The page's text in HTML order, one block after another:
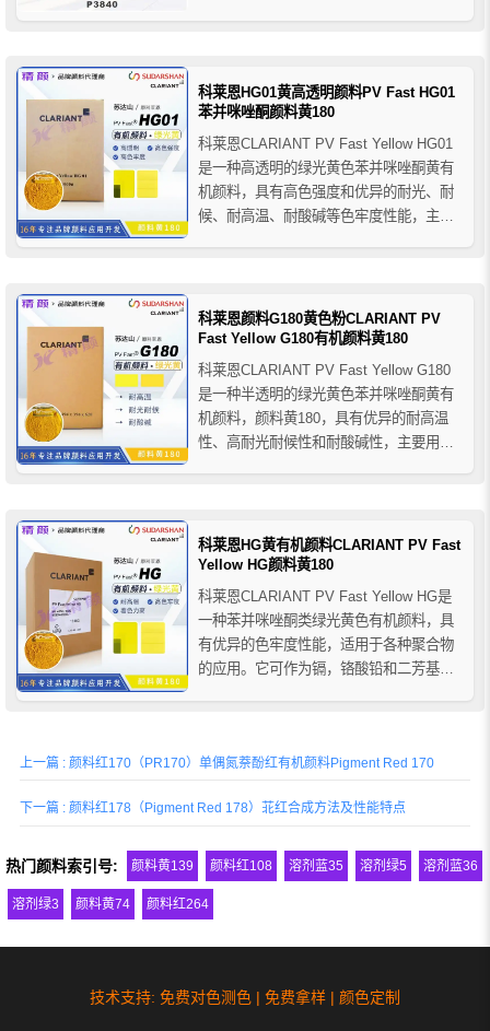
ABS中使用，还适用于UV墨水、水性油墨
和...
科莱恩HG01黄高透明颜料PV Fast HG01
苯并咪唑酮颜料黄180
科莱恩CLARIANT PV Fast Yellow HG01
是一种高透明的绿光黄色苯并咪唑酮黄有
机颜料，具有高色强度和优异的耐光、耐
候、耐高温、耐酸碱等色牢度性能，主要
科莱恩颜料G180黄色粉CLARIANT PV
Fast Yellow G180有机颜料黄180
科莱恩CLARIANT PV Fast Yellow G180
是一种半透明的绿光黄色苯并咪唑酮黄有
机颜料，颜料黄180，具有优异的耐高温
性、高耐光耐候性和耐酸碱性，主要用于
科莱恩HG黄有机颜料CLARIANT PV Fast
Yellow HG颜料黄180
科莱恩CLARIANT PV Fast Yellow HG是
一种苯并咪唑酮类绿光黄色有机颜料，具
有优异的色牢度性能，适用于各种聚合物
的应用。它可作为镉，铬酸铅和二芳基化
上一篇 : 颜料红170（PR170）单偶氮萘酚红有机颜料Pigment Red 170
下一篇 : 颜料红178（Pigment Red 178）苝红合成方法及性能特点
热门颜料索引号: 颜料黄139 颜料红108 溶剂蓝35 溶剂绿5 溶剂蓝36
溶剂绿3 颜料黄74 颜料红264
技术支持: 免费对色测色 | 免费拿样 | 颜色定制